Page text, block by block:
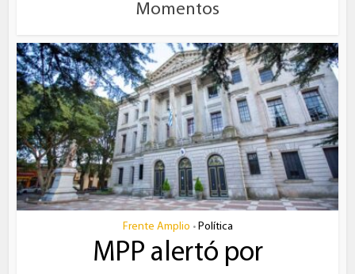
Momentos
Frente Amplio • Política
MPP alertó por